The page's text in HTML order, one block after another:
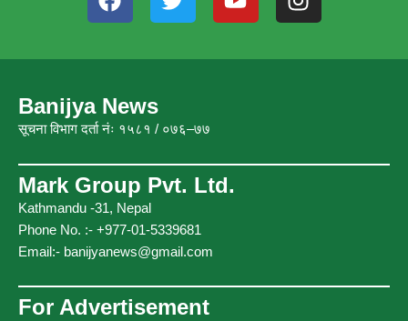
a
e
o
o
w
t
r
o
t
n
t
m
Banijya News
सूचना विभाग दर्ता नंः १५८१ / ०७६–७७
Mark Group Pvt. Ltd.
Kathmandu -31, Nepal
Phone No. :- +977-01-5339681
Email:- banijyanews@gmail.com
For Advertisement